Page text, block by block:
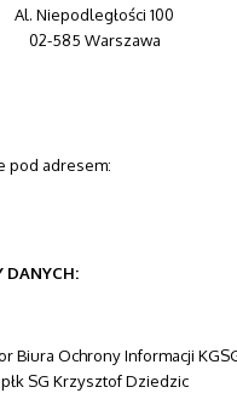
Al. Niepodległości 100
02-585 Warszawa
pod adresem:
DANYCH:
Biura Ochrony Informacji
płk SG Krzysztof Dziedzic